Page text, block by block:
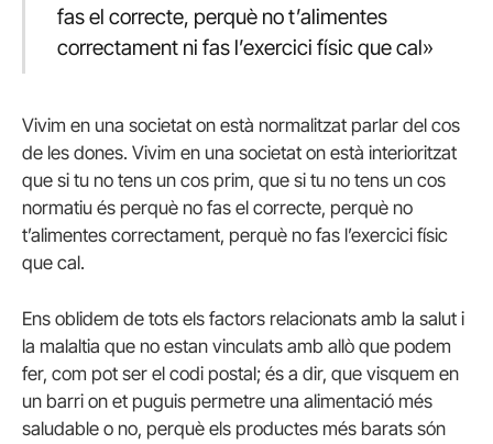
fas el correcte, perquè no t’alimentes
correctament ni fas l’exercici físic que cal»
Vivim en una societat on està normalitzat parlar del cos
de les dones. Vivim en una societat on està interioritzat
que si tu no tens un cos prim, que si tu no tens un cos
normatiu és perquè no fas el correcte, perquè no
t’alimentes correctament, perquè no fas l’exercici físic
que cal.
Ens oblidem de tots els factors relacionats amb la salut i
la malaltia que no estan vinculats amb allò que podem
fer, com pot ser el codi postal; és a dir, que visquem en
un barri on et puguis permetre una alimentació més
saludable o no, perquè els productes més barats són